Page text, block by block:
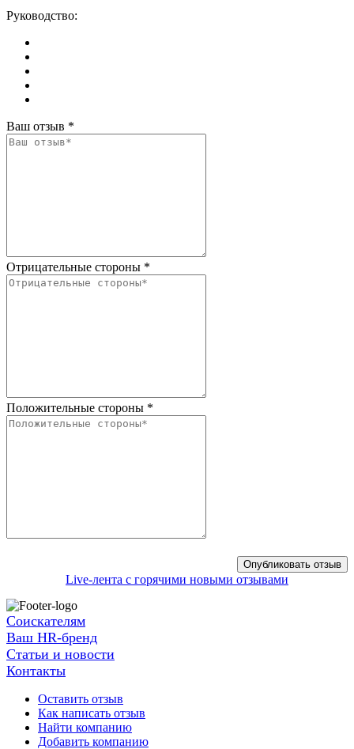
Руководство:
Ваш отзыв *
Отрицательные стороны *
Положительные стороны *
Live-лента с горячими новыми отзывами
Соискателям
Ваш HR-бренд
Статьи и новости
Контакты
Оставить отзыв
Как написать отзыв
Найти компанию
Добавить компанию